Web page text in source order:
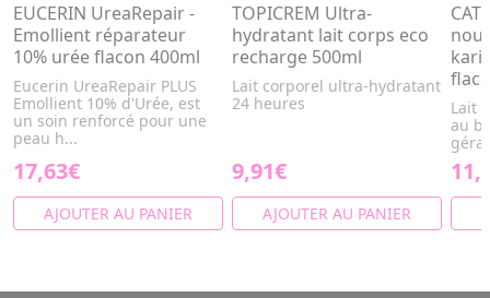
EUCERIN UreaRepair -
Emollient réparateur
10% urée flacon 400ml
Eucerin UreaRepair PLUS
Emollient 10% d'Urée, est
un soin renforcé pour une
peau h...
17,63€
AJOUTER AU PANIER
TOPICREM Ultra-
hydratant lait corps eco
recharge 500ml
Lait corporel ultra-hydratant
24 heures
9,91€
AJOUTER AU PANIER
Lait
au